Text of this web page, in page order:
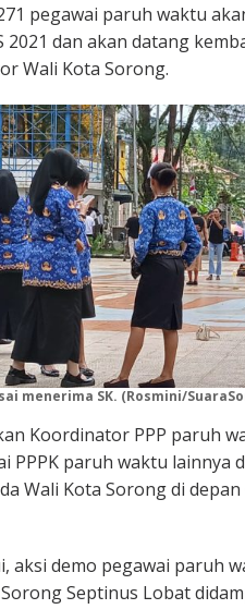
pegawai paruh waktu
2021 dan akan datang
Wali Kota Sorong.
menerima SK. (Rosmini/
Koordinator PPP paruh
PPPK paruh waktu lainnya
Wali Kota Sorong di depan
aksi demo pegawai paruh
Septinus Lobat